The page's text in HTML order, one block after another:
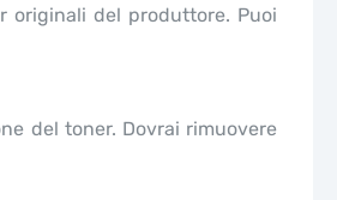
originali del produttore. Puoi
del toner. Dovrai rimuovere